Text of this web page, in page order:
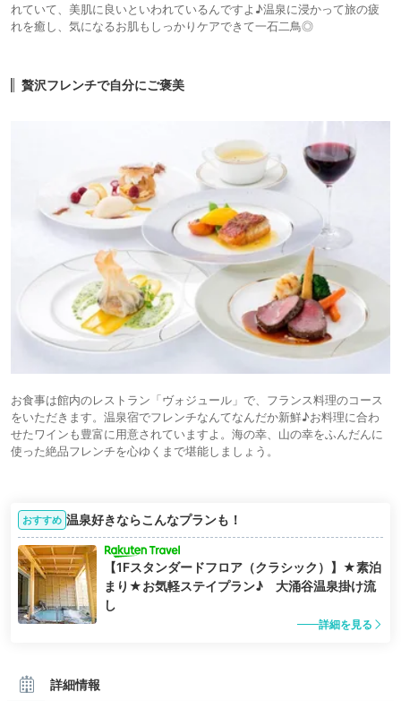
れていて、美肌に良いといわれているんですよ♪温泉に浸かって旅の疲
れを癒し、気になるお肌もしっかりケアできて一石二鳥◎
贅沢フレンチで自分にご褒美
お食事は館内のレストラン「ヴォジュール」で、フランス料理のコース
をいただきます。温泉宿でフレンチなんてなんだか新鮮♪お料理に合わ
せたワインも豊富に用意されていますよ。海の幸、山の幸をふんだんに
使った絶品フレンチを心ゆくまで堪能しましょう。
おすすめ 温泉好きならこんなプランも！
【1Fスタンダードフロア（クラシック）】★素泊
まり★お気軽ステイプラン♪ 大涌谷温泉掛け流
し
詳細を見る
詳細情報